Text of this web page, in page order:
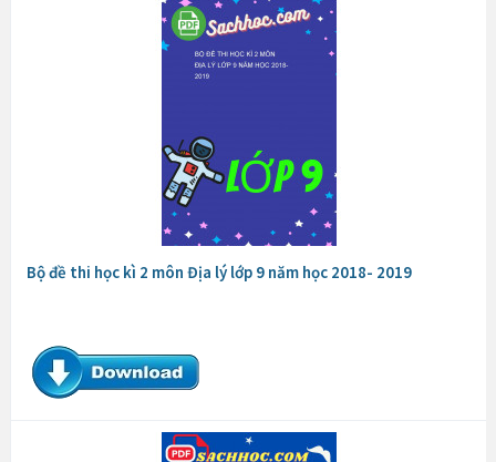
Bộ đề thi học kì 2 môn Địa lý lớp 9 năm học 2018- 2019